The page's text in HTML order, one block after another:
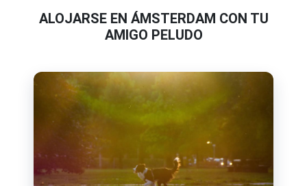
ALOJARSE EN ÁMSTERDAM CON TU
AMIGO PELUDO